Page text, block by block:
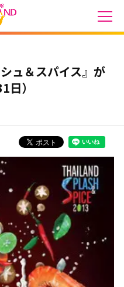
ュ＆スパイス』が
日）